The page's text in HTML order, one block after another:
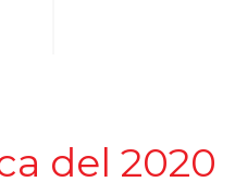
del 2020